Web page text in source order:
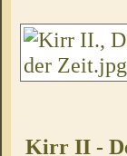
Kirr II -